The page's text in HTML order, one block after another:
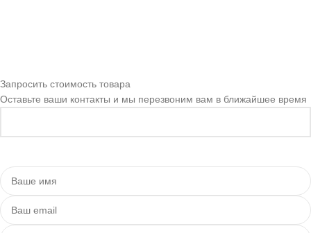
Запросить стоимость товара
Оставьте ваши контакты и мы перезвоним вам в ближайшее время